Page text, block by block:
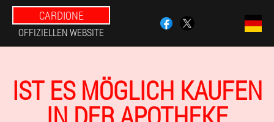
CARDIONE
OFFIZIELLEN WEBSITE
IST ES MÖGLICH KAUFEN